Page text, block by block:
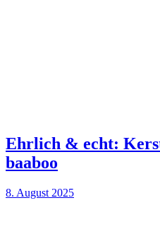
Ehrlich & echt:
baaboo
8. August 2025